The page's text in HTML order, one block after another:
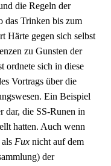
die Regeln der
das Trinken bis zum
Härte gegen sich selbst
zu Gunsten der
ordnete sich in diese
Vortrags über die
Ein Beispiel
dar, die SS-Runen in
hatten. Auch wenn
Fuxnicht auf dem
der